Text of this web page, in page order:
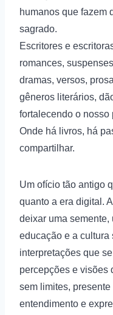
humanos que fazem
sagrado.
Escritores e
romances,
dramas, versos,
gêneros literários,
fortalecendo o nosso
Onde há livros, há
compartilhar.
Um ofício tão antigo
quanto a era digital.
deixar uma semente,
educação e a cultura
interpretações que
percepções e visões
sem limites,
entendimento e